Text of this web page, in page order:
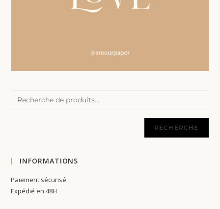
RECHERCHE
INFORMATIONS
Paiement sécurisé
Expédié en 48H